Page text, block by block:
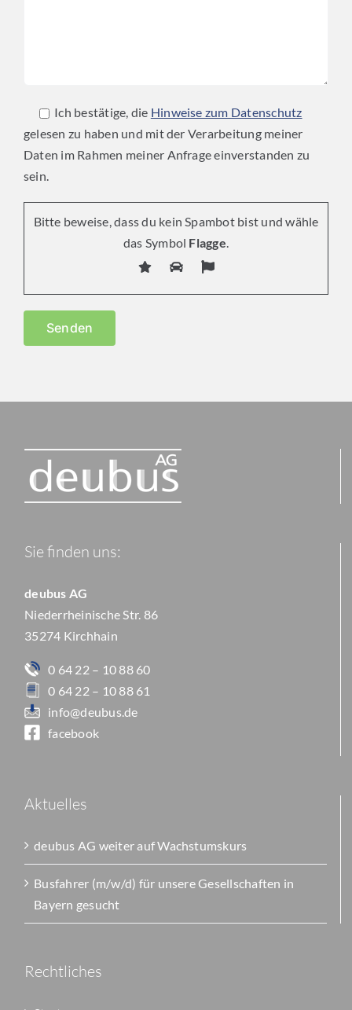
Ich bestätige, die Hinweise zum Datenschutz
gelesen zu haben und mit der Verarbeitung meiner
Daten im Rahmen meiner Anfrage einverstanden zu
sein.
Bitte beweise, dass du kein Spambot bist und wähle
das Symbol Flagge.
Sie finden uns:
deubus AG
Niederrheinische Str. 86
35274 Kirchhain
0 64 22 – 10 88 60
0 64 22 – 10 88 61
info@deubus.de
facebook
Aktuelles
deubus AG weiter auf Wachstumskurs
Busfahrer (m/w/d) für unsere Gesellschaften in
Bayern gesucht
Rechtliches